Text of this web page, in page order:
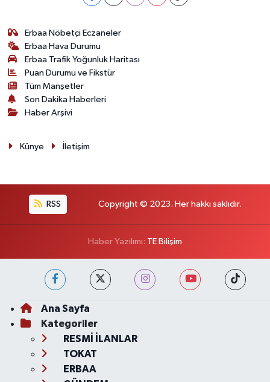
Erbaa Nöbetçi Eczaneler
Erbaa Hava Durumu
Erbaa Trafik Yoğunluk Haritası
Puan Durumu ve Fikstür
Tüm Manşetler
Son Dakika Haberleri
Haber Arşivi
Künye İletişim
RSS Copyright © 2023. Her hakkı saklıdır.
Haber Yazılımı: TE Bilişim
Ana Sayfa
Kategoriler
RESMİ İLANLAR
TOKAT
ERBAA